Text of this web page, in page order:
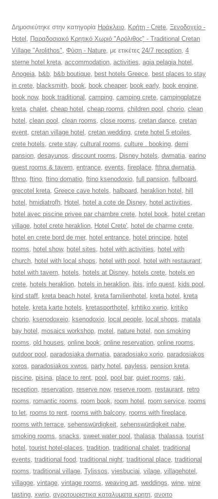
Δημοσιεύτηκε στην κατηγορία Ηράκλειο, Κρήτη - Crete, Ξενοδοχείο -
Hotel , Παραδοσιακό Κρητικό Χωριό "Αρόλιθος" - Traditional Cretan
Village "Arolithos", Φύση - Nature, με ετικέτες 24/7 reception, 4
sterne hotel kreta, accommodation, activities, agia pelagia hotel ,
Anogeia, b&b, b&b boutique, best hotels Greece, best places to stay
in crete, blacksmith, book, book cheaper, book early, book engine,
book now, book traditional , camping, camping crete, campingplatze
kreta, chalet, cheap hotel , cheap rooms, children pool , chorio, clean
hotel , clean pool , clean rooms, close rooms, cretan dance, cretan
event, cretan village hotel , cretan wedding, crete hotel 5 etoiles,
crete hotels, crete stay, cultural rooms, culture . booking, demi
pansion, desayunos, discount rooms, Disney hotels, dwmatia, earino
guest rooms & tavern, entrance, events, fireplace, fthna dwmatia,
fthno, ftino, ftino domatio, ftino ksenodoxio, full pansion, fullboard,
grecotel kreta, Greece cave hotels, halboard, heraklion hotel , hill
hotel , hmidiatrofh, Hotel , hotel a cote de Disney, hotel activities,
hotel avec piscine privee par chambre crete, hotel book, hotel cretan
village, hotel crete heraklion, Hotel Crete', hotel de charme crete,
hotel en crete bord de mer, hotel entrance, hotel principe, hotel
rooms, hotel show, hotel sites, hotel with activities, hotel with
church, hotel with local shops, hotel with pool , hotel with restaurant,
hotel with tavern, hotels, hotels at Disney, hotels crete, hotels en
crete, hotels heraklion, hotels in heraklion, ibis, info quest, kids pool ,
kind staff, kreta beach hotel , kreta familienhotel , kreta hotel , kreta
hotele, kreta karte hotels, kretasporthotel , krhtiko xwrio, kritiko
chorio, ksenodoxeio, ksenodoxio, local people, local shops, matala
bay hotel , mosaics workshop, motel , nature hotel , non smoking
rooms, old houses, online book, online reservation, online rooms,
outdoor pool , paradosiaka dwmatia, paradosiako xorio, paradosiakos
xoros, paradosiakos xwros, party hotel , payless, pension kreta,
piscine, pisina, place to rent, pool , pool bar, quiet rooms, raki,
reception, reservation, reserve now, reserve room, restaurant, retro
rooms, romantic rooms, room book, room hotel , room service, rooms
to let, rooms to rent, rooms with balcony, rooms with fireplace,
rooms with terrace, sehenswürdigkeit, sehenswürdigkeit nahe,
smoking rooms, snacks, sweet water pool , thalasa, thalassa, tourist
hotel , tourist hotel-places, tradition, traditional chalet, traditional
events, traditional food, traditional night, traditional place, traditional
rooms, traditional village, Tylissos, viesbuciai, vilage, villagehotel ,
villagge, vintage, vintage rooms, weaving art, weddings, wine, wine
tasting, xwrio, αγροτουριστικα καταλυματα κρητη, ανοιτο